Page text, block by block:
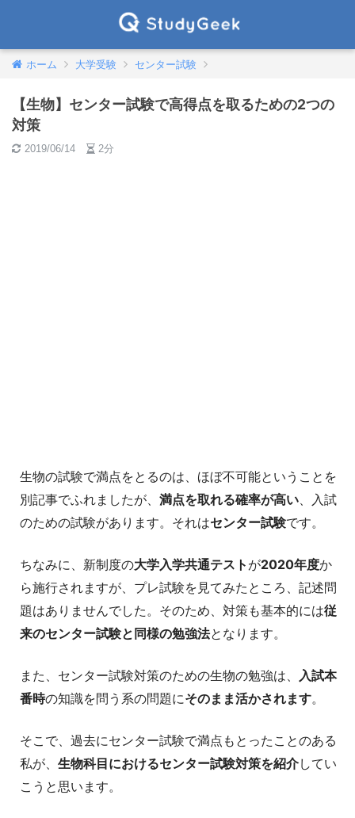
ホーム 大学受験 センター試験
【生物】センター試験で高得点を取るための2つの
対策
2019/06/14 2分
生物の試験で満点をとるのは、ほぼ不可能ということを
別記事でふれましたが、 満点を取れる確率が高い、入試
のための試験があります。それはセンター試験です。
ちなみに、新制度の大学入学共通テスト が2020年度か
ら施行されますが、プレ試験を見てみたところ、記述問
題はありませんでした。そのため、対策も基本的には従
来のセンター試験と同様の勉強法となります。
また、センター試験対策のための生物の勉強は、 入試本
番時の知識を問う系の問題にそのまま活かされます。
そこで、過去にセンター試験で満点もとったことのある
私が、 生物科目におけるセンター試験対策を紹介してい
こうと思います。